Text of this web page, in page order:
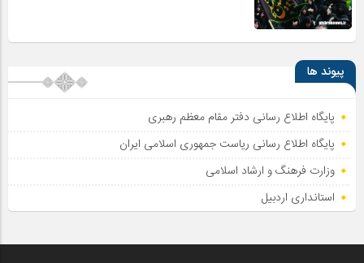
پیوند ها
پایگاه اطلاع رسانی دفتر مقام معظم رهبری
پایگاه اطلاع‌ رسانی ریاست‌ جمهوری اسلامی ایران
وزارت فرهنگ و ارشاد اسلامی
استانداری اردبیل